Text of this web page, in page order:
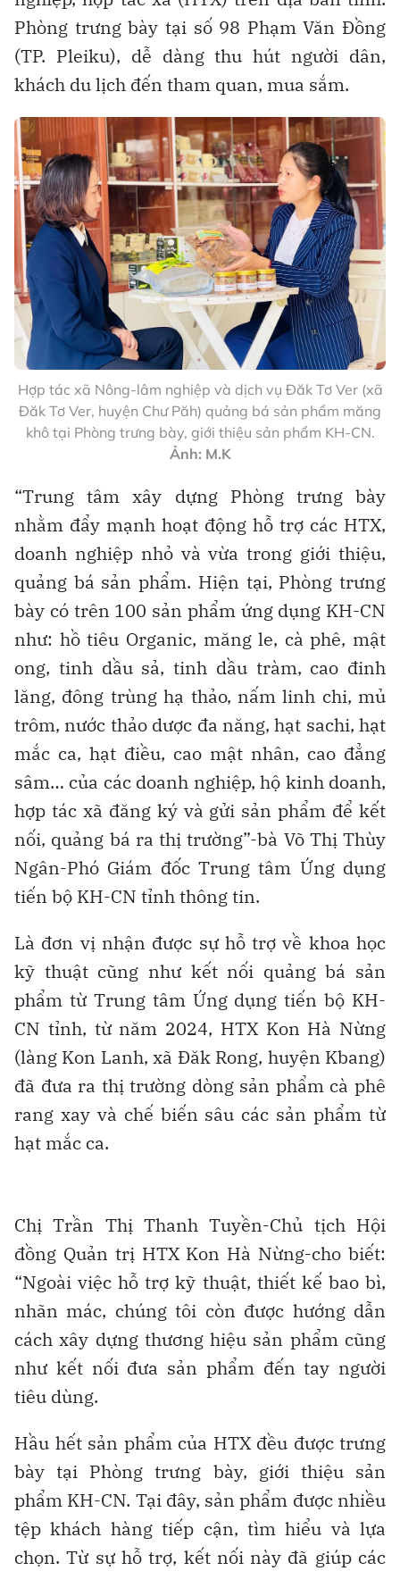
Phòng trưng bày tại số 98 Phạm Văn Đồng
(TP. Pleiku), dễ dàng thu hút người dân,
khách du lịch đến tham quan, mua sắm.
Hợp tác xã Nông-lâm nghiệp và dịch vụ Đăk Tơ Ver (xã
Đăk Tơ Ver, huyện Chư Păh) quảng bá sản phẩm măng
khô tại Phòng trưng bày, giới thiệu sản phẩm KH-CN.
Ảnh: M.K
“Trung tâm xây dựng Phòng trưng bày
nhằm đẩy mạnh hoạt động hỗ trợ các HTX,
doanh nghiệp nhỏ và vừa trong giới thiệu,
quảng bá sản phẩm. Hiện tại, Phòng trưng
bày có trên 100 sản phẩm ứng dụng KH-CN
như: hồ tiêu Organic, măng le, cà phê, mật
ong, tinh dầu sả, tinh dầu tràm, cao đinh
lăng, đông trùng hạ thảo, nấm linh chi, mủ
trôm, nước thảo dược đa năng, hạt sachi, hạt
mắc ca, hạt điều, cao mật nhân, cao đẳng
sâm… của các doanh nghiệp, hộ kinh doanh,
hợp tác xã đăng ký và gửi sản phẩm để kết
nối, quảng bá ra thị trường”-bà Võ Thị Thùy
Ngân-Phó Giám đốc Trung tâm Ứng dụng
tiến bộ KH-CN tỉnh thông tin.
Là đơn vị nhận được sự hỗ trợ về khoa học
kỹ thuật cũng như kết nối quảng bá sản
phẩm từ Trung tâm Ứng dụng tiến bộ KH-
CN tỉnh, từ năm 2024, HTX Kon Hà Nừng
(làng Kon Lanh, xã Đăk Rong, huyện Kbang)
đã đưa ra thị trường dòng sản phẩm cà phê
rang xay và chế biến sâu các sản phẩm từ
hạt mắc ca.
Chị Trần Thị Thanh Tuyền-Chủ tịch Hội
đồng Quản trị HTX Kon Hà Nừng-cho biết:
“Ngoài việc hỗ trợ kỹ thuật, thiết kế bao bì,
nhãn mác, chúng tôi còn được hướng dẫn
cách xây dựng thương hiệu sản phẩm cũng
như kết nối đưa sản phẩm đến tay người
tiêu dùng.
Hầu hết sản phẩm của HTX đều được trưng
bày tại Phòng trưng bày, giới thiệu sản
phẩm KH-CN. Tại đây, sản phẩm được nhiều
tệp khách hàng tiếp cận, tìm hiểu và lựa
chọn. Từ sự hỗ trợ, kết nối này đã giúp các